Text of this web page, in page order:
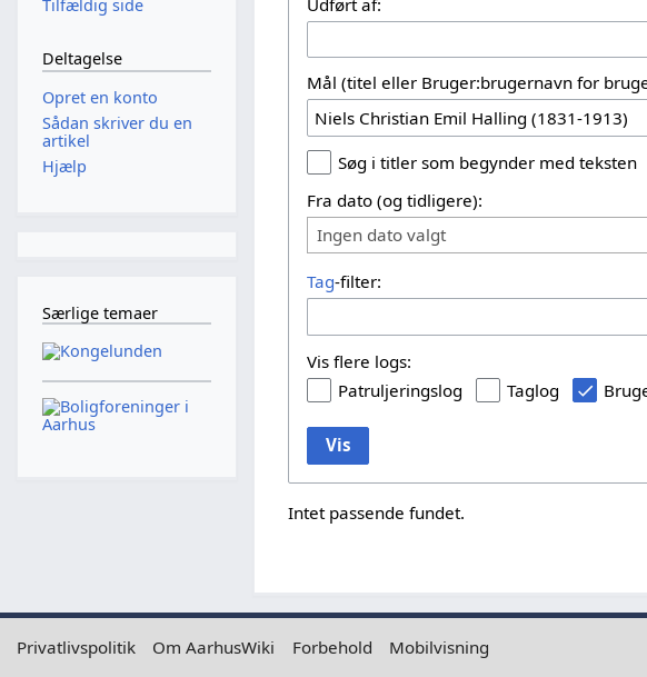
Mål (titel eller Bruger:brugernavn for
Søg i titler som begynder med teksten
Fra dato (og tidligere):
Ingen dato valgt
Tag-filter:
Vis flere logs:
Patruljeringslog
Taglog
Vis
Intet passende fundet.
Tilfældig side
Deltagelse
Opret en konto
Sådan skriver du en
artikel
Hjælp
Særlige temaer
Privatlivspolitik Om AarhusWiki Forbehold Mobilvisning